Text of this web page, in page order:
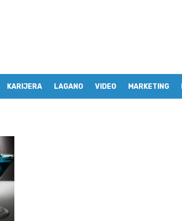
KARIJERA LAGANO VIDEO MARKETING